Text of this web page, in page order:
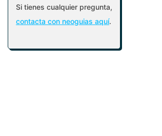
Si tienes cualquier pregunta,
contacta con neoguias aquí.